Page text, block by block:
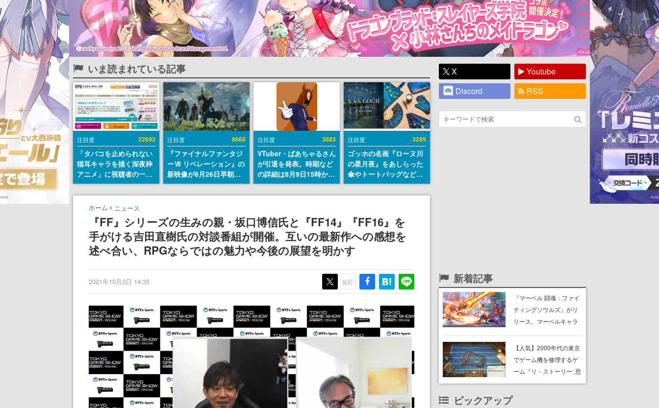
いま読まれている記事
注目度 22693
「タバコを止められない
猫耳キャラを描く深夜枠
アニメ」に視聴者の一部
から批判意見。違法薬物
の使用と思しき描写も含
めて、BPOが議論を交わ
注目度 8668
『ファイナルファンタジ
ーⅦ リベレーション』の
新映像が8月26日早朝に
公開へ。『FF7』リメイ
クシリーズの完結編、
ニングナイトライブにて
ディレクターの浜口直樹
氏が登壇する予定
注目度 3883
VTuber・ばあちゃるさん
が引退を発表。時期など
の詳細は8月9日15時から
の配信で説明
注目度 3289
ゴッホの名画『ローヌ川
の星月夜』をあしらった
傘やトートバッグなどが
登場。8月7日21時より2
日間限定で予約販売
ホーム ニュース
『FF』シリーズの生みの親・坂口博信氏と『FF14』『FF16』を
手がける吉田直樹氏の対談番組が開催。互いの最新作への感想を
述べ合い、RPGならではの魅力や今後の展望を明かす
2021年10月2日 14:35 反応
X
Youtube
Discord
RSS
新着記事
『マーベル 闘魂：ファイ
ティングソウルズ』がリ
リース。マーベルキャラ
み戦う、4v4タッグ制対戦
格闘ゲーム
【人気】2000年代の東京
でゲーム機を修理するゲ
ーム『リ・ストーリー: 思
い出修理屋』最大同接が
ピックアップ